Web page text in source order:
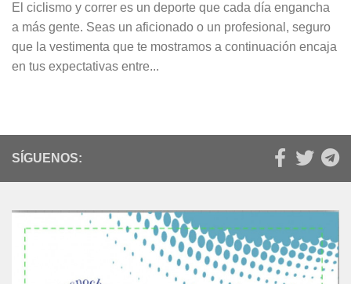
El ciclismo y correr es un deporte que cada día engancha
a más gente. Seas un aficionado o un profesional, seguro
que la vestimenta que te mostramos a continuación encaja
en tus expectativas entre...
SÍGUENOS: